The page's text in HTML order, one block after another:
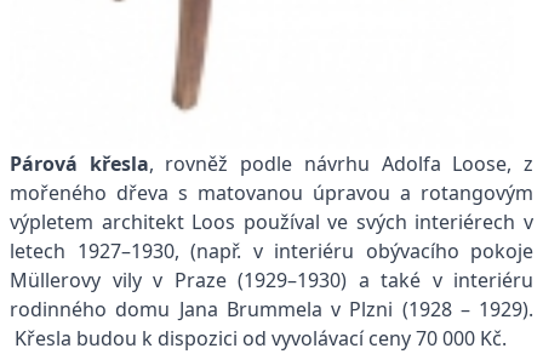
Párová křesla, rovněž podle návrhu Adolfa Loose, z
mořeného dřeva s matovanou úpravou a rotangovým
výpletem architekt Loos používal ve svých interiérech v
letech 1927–1930, (např. v interiéru obývacího pokoje
Müllerovy vily v Praze (1929–1930) a také v interiéru
rodinného domu Jana Brummela v Plzni (1928 – 1929).
Křesla budou k dispozici od vyvolávací ceny 70 000 Kč.